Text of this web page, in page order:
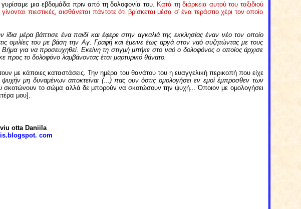
μια εβδομάδα πριν από τη δολοφονία του. Κατά τη διάρκεια αυτού του ταξιδιού
πιεστικές, αισθάνεται πάντοτε ότι βρίσκεται μέσα σ' ένα τεράστιο χέρι τον οποίο
ίδια μέρα βάπτισε ένα παιδί και έφερε στην αγκαλιά της εκκλησίας έναν νέο τον οποίο
του με βάση την Αγ. Γραφή και έμεινε έως αργά στον ναό συζητώντας με τους
για να προσευχηθεί. Εκείνη τη στιγμή μπήκε στο ναό ο δολοφόνος ο οποίος άρχισε
το δολοφόνο λαμβάνοντας έτσι μαρτυρικό θάνατο.
με κάποιες καταστάσεις. Την ημέρα του θανάτου του η ευαγγελική περικοπή που είχε
μη δυναμένων αποκτείναι (...) πας ουν όστις ομολογήσει εν εμοί έμπροσθεν των
σκοτώνουν το σώμα αλλά δε μπορούν να σκοτώσουν την ψυχή... Όποιον με ομολογήσει
μου].
otta Daniila
com